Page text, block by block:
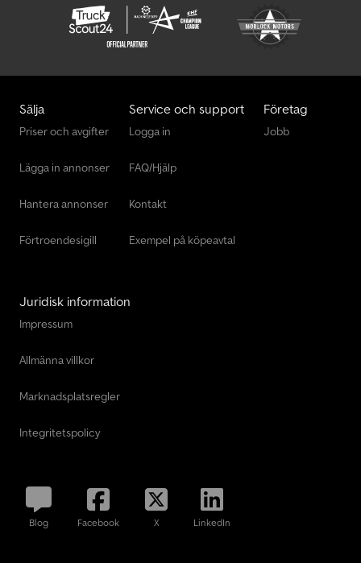
Sälja
Priser och avgifter
Lägga in annonser
Hantera annonser
Förtroendesigill
Service och support
Logga in
FAQ/Hjälp
Kontakt
Exempel på köpeavtal
Företag
Jobb
Juridisk information
Impressum
Allmänna villkor
Marknadsplatsregler
Integritetspolicy
Blog Facebook X LinkedIn